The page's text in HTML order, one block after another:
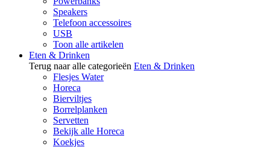
Speakers
Telefoon accessoires
USB
Toon alle artikelen
Eten & Drinken
Terug naar alle categorieën Eten & Drinken
Flesjes Water
Horeca
Bierviltjes
Borrelplanken
Servetten
Bekijk alle Horeca
Koekjes